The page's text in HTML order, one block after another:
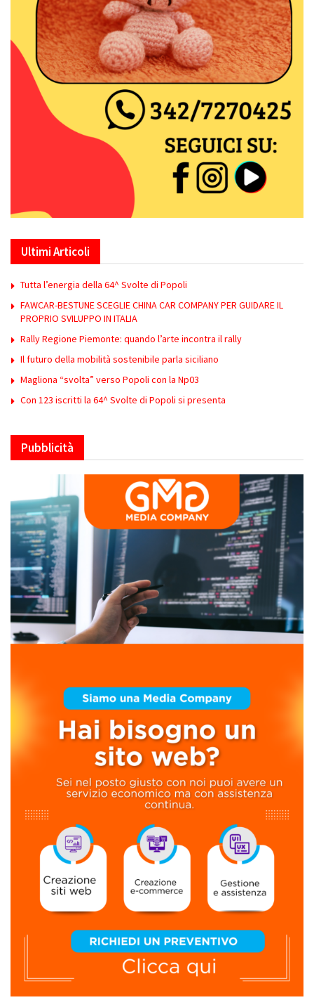
Ultimi Articoli
Tutta l’energia della 64^ Svolte di Popoli
FAWCAR-BESTUNE SCEGLIE CHINA CAR COMPANY PER GUIDARE IL
PROPRIO SVILUPPO IN ITALIA
Rally Regione Piemonte: quando l’arte incontra il rally
Il futuro della mobilità sostenibile parla siciliano
Magliona “svolta” verso Popoli con la Np03
Con 123 iscritti la 64^ Svolte di Popoli si presenta
Pubblicità